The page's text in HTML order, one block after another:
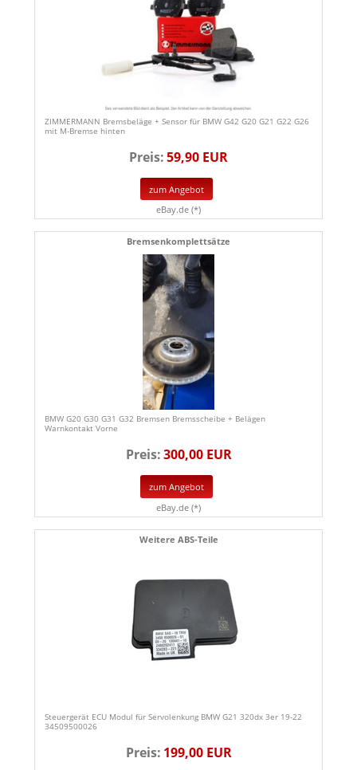
ZIMMERMANN Bremsbeläge + Sensor für BMW G42 G20 G21 G22 G26
mit M-Bremse hinten
Preis:59,90 EUR
zum Angebot
eBay.de (*)
Bremsenkomplettsätze
BMW G20 G30 G31 G32 Bremsen Bremsscheibe + Belägen
Warnkontakt Vorne
Preis:300,00 EUR
zum Angebot
eBay.de (*)
Weitere ABS-Teile
Steuergerät ECU Modul für Servolenkung BMW G21 320dx 3er 19-22
34509500026
Preis: 199,00 EUR